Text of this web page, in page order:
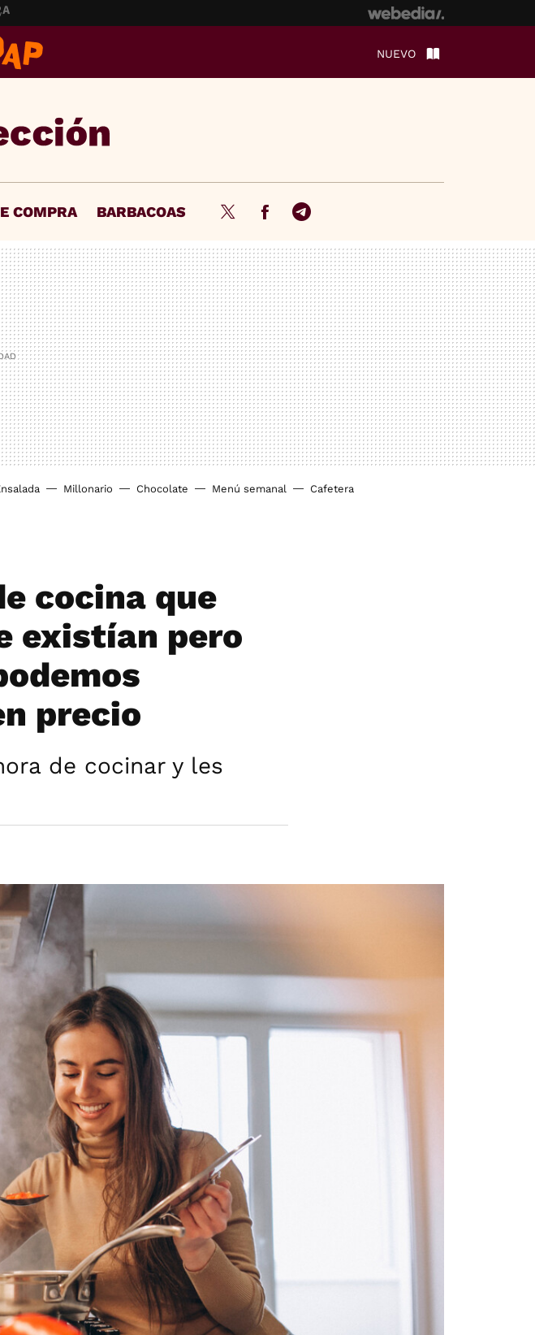
NUEVO
COMPRA BARBACOAS Twitter FacebookTelegram
Millonario Chocolate Menú semanal Cafetera
cocina que
existían pero
precio
de cocinar y les